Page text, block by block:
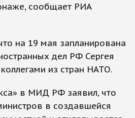
сообщает РИА
на 19 мая запланирована
дел РФ Сергея
из стран НАТО.
в МИД РФ заявил, что
в создавшейся